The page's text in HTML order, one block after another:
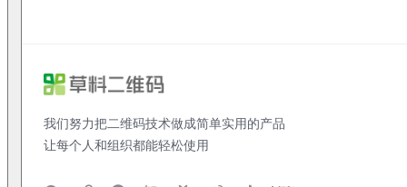
我们努力把二维码技术做成简单实用的产品
让每个人和组织都能轻松使用